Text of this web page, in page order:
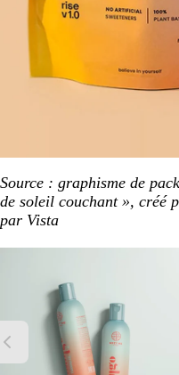
Source : graphisme de
de soleil couchant », créé
par Vista